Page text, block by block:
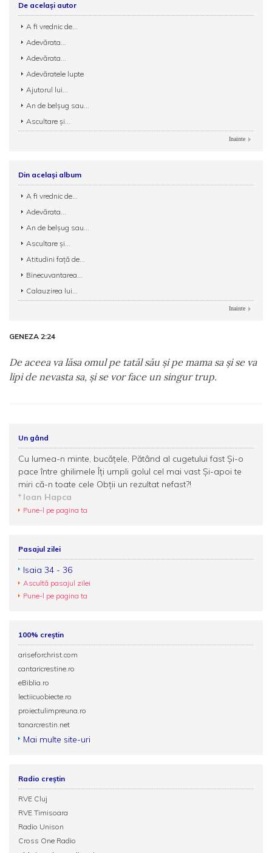
De același autor
A fi vrednic de...
Adevărata...
Adevărata...
Adevăratele lupte
Ajutorul lui...
An de belșug sau...
Ascultare și...
Inainte
Din același album
A fi vrednic de...
Adevărata...
An de belșug sau...
Ascultare și...
Atitudini față de...
Binecuvantarea...
Calauzirea lui...
Inainte
GENEZA 2:24
De aceea va lăsa omul pe tatăl său şi pe mama sa şi se va
lipi de nevasta sa, şi se vor face un singur trup.
Un gând
Cu lumea-n minte, bucățele, Pătând al cugetului fast Și-o
pace între ghilimele Îți umpli golul cel mai vast Și-apoi te
miri că-n toate cele Obții un rezultat nefast?!
Ioan Hapca
Pune-l pe pagina ta
Pasajul zilei
Isaia 34 - 36
Ascultă pasajul zilei
Pune-l pe pagina ta
100% creștin
ariseforchrist.com
cantaricrestine.ro
eBiblia.ro
lectiicuobiecte.ro
proiectulimpreuna.ro
tanarcrestin.net
Mai multe site-uri
Radio creștin
RVE Cluj
RVE Timisoara
Radio Unison
Cross One Radio